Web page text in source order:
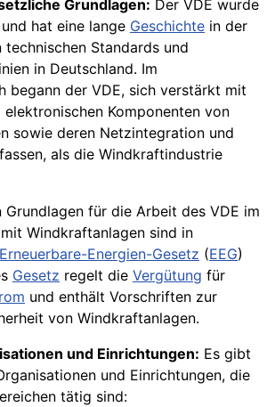
Grundlagen: Der VDE wurde
hat eine lange Geschichte in der
Standards und
in Deutschland. Im
begann der VDE, sich verstärkt mit
Komponenten von
sowie deren Netzintegration und
als die Windkraftindustrie
Grundlagen für die Arbeit des VDE im
Windkraftanlagen sind in
Erneuerbare-Energien-Gesetz (EEG)
Gesetz regelt die Vergütung für
und enthält Vorschriften zur
von Windkraftanlagen.
und Einrichtungen: Es gibt
und Einrichtungen, die
tätig sind: